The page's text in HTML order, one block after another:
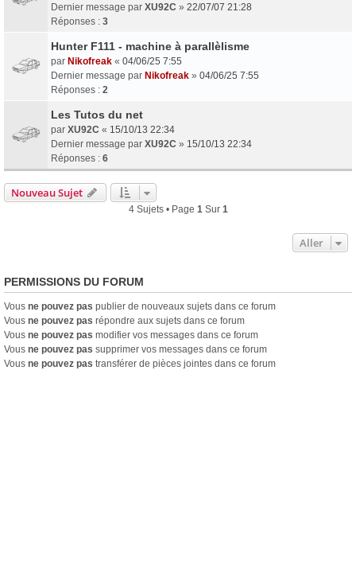
Dernier message par XU92C » 22/07/07 21:28
Réponses : 3
Hunter F111 - machine à parallèlisme
par Nikofreak « 04/06/25 7:55
Dernier message par Nikofreak » 04/06/25 7:55
Réponses : 2
Les Tutos du net
par XU92C « 15/10/13 22:34
Dernier message par XU92C » 15/10/13 22:34
Réponses : 6
Nouveau Sujet
4 Sujets • Page 1Sur 1
Aller
PERMISSIONS DU FORUM
Vous ne pouvez pas publier de nouveaux sujets dans ce forum
Vous ne pouvez pas répondre aux sujets dans ce forum
Vous ne pouvez pas modifier vos messages dans ce forum
Vous ne pouvez pas supprimer vos messages dans ce forum
Vous ne pouvez pas transférer de pièces jointes dans ce forum